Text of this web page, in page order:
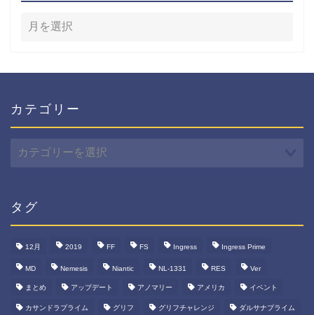
カテゴリー
テ
ー
タグ
12月 2019 FF FS Ingress Ingress Prime
MD Nemesis Niantic NL-1331 RES Ver
まとめ アップデート アノマリー アメリカ イベント
カサンドラプライム グリフ グリフチャレンジ ダルサナプライム